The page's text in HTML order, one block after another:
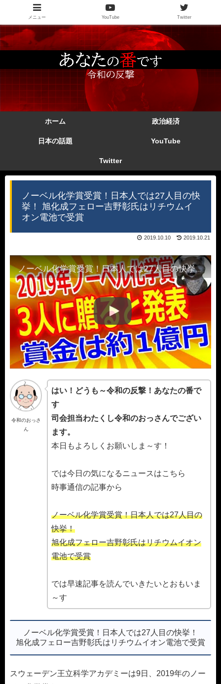
ホーム 政治経済
日本の話題 YouTube
Twitter
ノーベル化学賞受賞！日本人では27人目の快
挙！ 旭化成フェロー吉野彰氏はリチウムイ
オン電池で受賞
2019.10.21
2019.10.10
ノーベル化学賞受賞！日本人では27人目の快挙！旭化成フェロー吉野彰氏はリチウムイオン電池で受賞
令和のおっさ
ん
はい！どうも～令和の反撃！あなたの番で
す
司会担当わたくし令和のおっさんでござい
ます。
本日もよろしくお願いしま～す！
では今日の気になるニュースはこちら
時事通信の記事から
ノーベル化学賞受賞！日本人では27人目の
快挙！
旭化成フェロー吉野彰氏はリチウムイオン
電池で受賞
では早速記事を読んでいきたいとおもいま
～す
ノーベル化学賞受賞！日本人では27人目の快挙！
旭化成フェロー吉野彰氏はリチウムイオン電池で受賞
スウェーデン王立科学アカデミーは9日、2019年のノー
メニュー YouTube Twitter